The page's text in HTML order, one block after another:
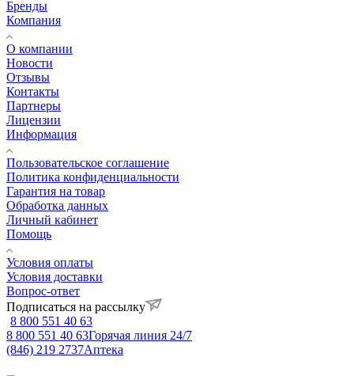
Бренды
Компания
О компании
Новости
Отзывы
Контакты
Партнеры
Лицензии
Информация
Пользовательское соглашение
Политика конфиденциальности
Гарантия на товар
Обработка данных
Личный кабинет
Помощь
Условия оплаты
Условия доставки
Вопрос-ответ
Подписаться на рассылку
8 800 551 40 63
8 800 551 40 63Горячая линия 24/7
(846) 219 2737Аптека